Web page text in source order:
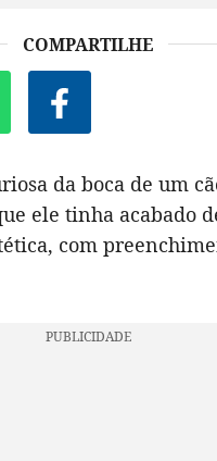
COMPARTILHE
da boca de um
ele tinha acabado
com